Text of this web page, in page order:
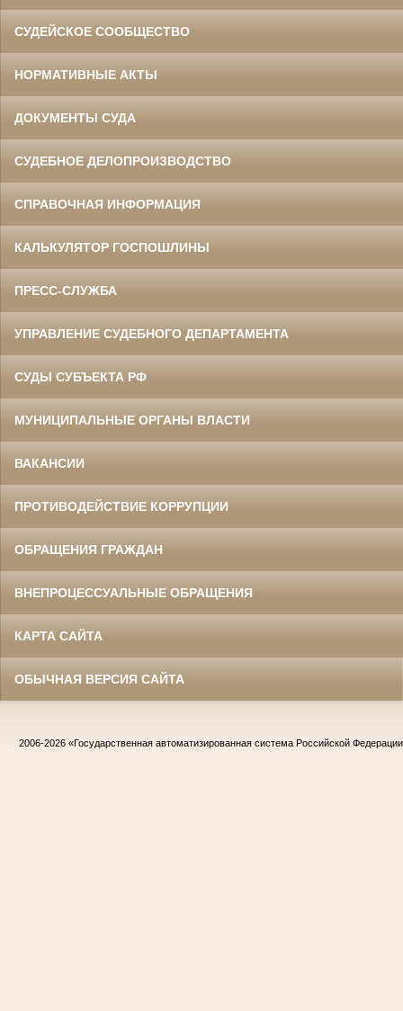
СУДЕЙСКОЕ СООБЩЕСТВО
НОРМАТИВНЫЕ АКТЫ
ДОКУМЕНТЫ СУДА
СУДЕБНОЕ ДЕЛОПРОИЗВОДСТВО
СПРАВОЧНАЯ ИНФОРМАЦИЯ
КАЛЬКУЛЯТОР ГОСПОШЛИНЫ
ПРЕСС-СЛУЖБА
УПРАВЛЕНИЕ СУДЕБНОГО ДЕПАРТАМЕНТА
СУДЫ СУБЪЕКТА РФ
МУНИЦИПАЛЬНЫЕ ОРГАНЫ ВЛАСТИ
ВАКАНСИИ
ПРОТИВОДЕЙСТВИЕ КОРРУПЦИИ
ОБРАЩЕНИЯ ГРАЖДАН
ВНЕПРОЦЕССУАЛЬНЫЕ ОБРАЩЕНИЯ
КАРТА САЙТА
ОБЫЧНАЯ ВЕРСИЯ САЙТА
2006-2026 «Государственная автоматизированная система Российской